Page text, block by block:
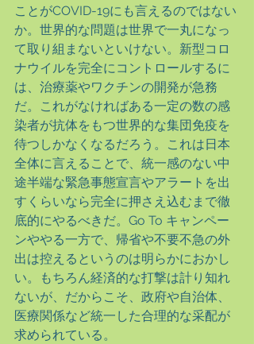
ことがCOVID-19にも言えるのではない
か。世界的な問題は世界で一丸になっ
て取り組まないといけない。新型コロ
ナウイルを完全にコントロールするに
は、治療薬やワクチンの開発が急務
だ。これがなければある一定の数の感
染者が抗体をもつ世界的な集団免疫を
待つしかなくなるだろう。これは日本
全体に言えることで、統一感のない中
途半端な緊急事態宣言やアラートを出
すくらいなら完全に押さえ込むまで徹
底的にやるべきだ。Go To キャンペー
ンややる一方で、帰省や不要不急の外
出は控えるというのは明らかにおかし
い。もちろん経済的な打撃は計り知れ
ないが、だからこそ、政府や自治体、
医療関係など統一した合理的な采配が
求められている。